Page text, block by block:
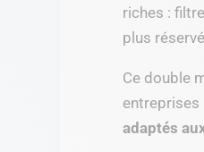
riches :
plus
Ce double
entreprises
adaptés